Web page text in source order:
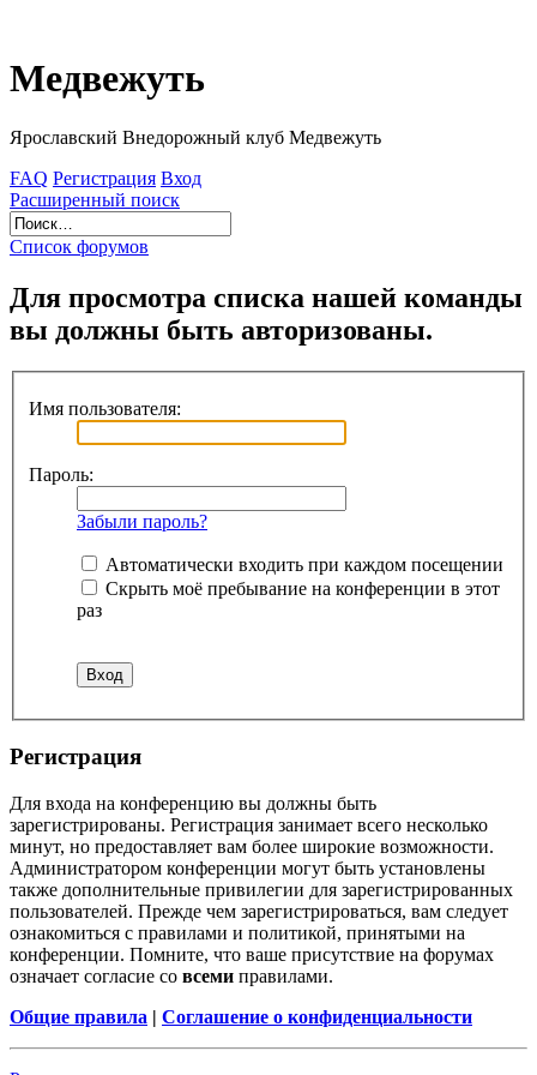
Медвежуть
Ярославский Внедорожный клуб Медвежуть
FAQ Регистрация Вход
Расширенный поиск
Список форумов
Для просмотра списка нашей команды
вы должны быть авторизованы.
Имя пользователя:
Пароль:
Забыли пароль?
Автоматически входить при каждом посещении
Скрыть моё пребывание на конференции в этот
раз
Регистрация
Для входа на конференцию вы должны быть
зарегистрированы. Регистрация занимает всего несколько
минут, но предоставляет вам более широкие возможности.
Администратором конференции могут быть установлены
также дополнительные привилегии для зарегистрированных
пользователей. Прежде чем зарегистрироваться, вам следует
ознакомиться с правилами и политикой, принятыми на
конференции. Помните, что ваше присутствие на форумах
означает согласие со всеми правилами.
Общие правила | Соглашение о конфиденциальности